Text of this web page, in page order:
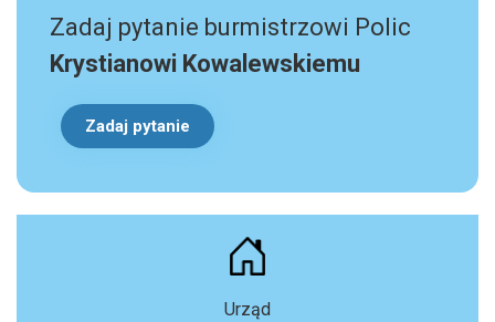
Zadaj pytanie burmistrzowi Polic
Krystianowi Kowalewskiemu
Zadaj pytanie
Urząd